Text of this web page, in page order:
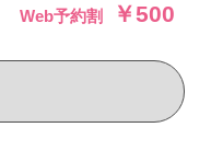
Web予約割
￥500